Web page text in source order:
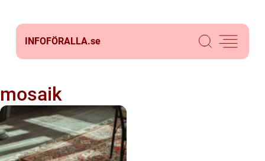
INFOFÖRALLA.se
mosaik